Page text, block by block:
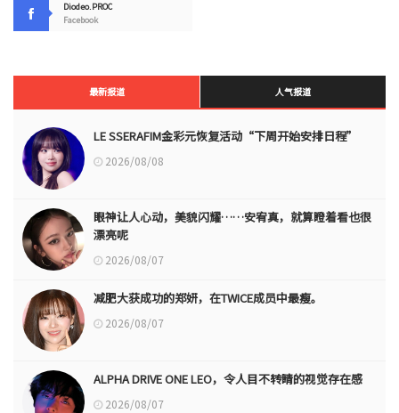
Diodeo.PROC
Facebook
最新报道 人气报道
LE SSERAFIM金彩元恢复活动“下周开始安排日程”
2026/08/08
眼神让人心动，美貌闪耀……安宥真，就算瞪着看也很
漂亮呢
2026/08/07
减肥大获成功的郑妍，在TWICE成员中最瘦。
2026/08/07
ALPHA DRIVE ONE LEO，令人目不转睛的视觉存在感
2026/08/07